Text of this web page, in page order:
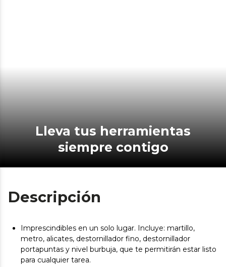
Lleva tus herramientas
siempre contigo
Descripción
Imprescindibles en un solo lugar. Incluye: martillo,
metro, alicates, destornillador fino, destornillador
portapuntas y nivel burbuja, que te permitirán estar listo
para cualquier tarea.